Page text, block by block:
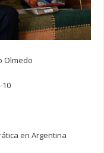
Olmedo
10
en Argentina